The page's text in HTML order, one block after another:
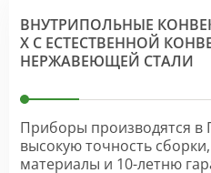
ВНУТРИПОЛЬНЫЕ
X С ЕСТЕСТВЕННОЙ
НЕРЖАВЕЮЩЕЙ СТАЛИ
Приборы производятся в
высокую точность
материалы и 10-летню